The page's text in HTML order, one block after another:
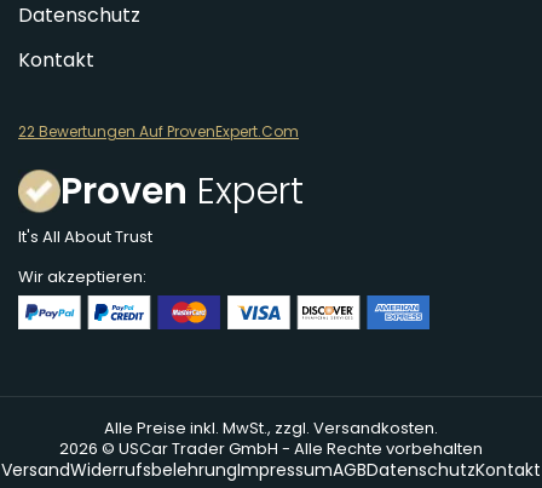
Datenschutz
Kontakt
22 Bewertungen Auf ProvenExpert.Com
Proven Expert
It's All About Trust
Wir akzeptieren:
Alle Preise inkl. MwSt., zzgl. Versandkosten.
2026 © USCar Trader GmbH - Alle Rechte vorbehalten
VersandWiderrufsbelehrungImpressumAGBDatenschutzKontakt